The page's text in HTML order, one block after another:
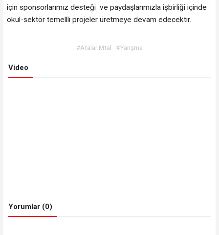
için sponsorlarımız desteği ve paydaşlarımızla işbirliği içinde
okul-sektör temellli projeler üretmeye devam edecektir.
#Atalar Mtal #Yarışma
Video
Yorumlar (0)